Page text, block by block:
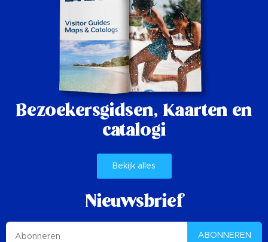
Bezoekersgidsen, Kaarten en
catalogi
Bekijk alles
Nieuwsbrief
ABONNEREN